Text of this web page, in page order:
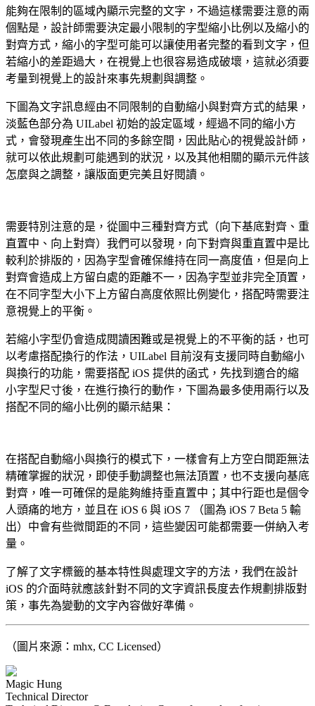
能夠在限制的區域內顯示完整的文字，不過這樣需要注意的兩
個點是，設計師需要決定最小限制的字型縮小比例以及縮小的
對齊方式，縮小的字型可能可以讓使用者完整的看到文字，但
若縮小的差距過大，在視覺上也很容易造成破壞，這就必須要
考量到視覺上的設計來事先規劃與調整。
下圖為文字訊息經由不同限制的自動縮小與對齊方式的結果，
淡藍色部分為 UILabel 初始的設定區域，經過不同的縮小方
式，會發現產生出不同的多餘空間，因此貼心的視覺設計師，
就可以依此規劃可能遇到的狀況，以及其他相關的顯示元件該
怎麼與之調整，讓版面更完美且好閱讀。
需要特別注意的是，從圖中三種對齊方式（向下基底對齊、重
直置中、向上對齊）我們可以發現，向下對齊與重直置中是比
較利於排版的，因為字型會確保維持在同一高度值，但是向上
對齊會造成上方留白處的距離不一，因為字型並非完全頂置，
在不同字型大小下上方留白高度依照比例變化，搭配時需要注
意視覺上的平衡。
若縮小字型仍會造成閱讀困難或是視覺上的不平衡的話，也可
以考慮搭配換行的作法，UILabel 目前沒有支援同時自動縮小
與換行的功能，需要搭配 iOS 提供的函式，先找到適合的縮
小字型尺寸後，在進行換行的動作，下圖為最多使用兩行以及
搭配不同的縮小比例的顯示結果：
在搭配自動縮小與換行的模式下，一樣會有上方空白間距無法
精確掌握的狀況，即使手動調整也無法頂置，也不支援向基底
對齊，唯一可確保的是能夠維持垂直置中；其中行距也是個令
人頭痛的地方，並且在 iOS 6 與 iOS 7 （圖為 iOS 7 Beta 5 輸
出）中會有些微間距的不同，這些變因可能都需要一併納入考
量。
了解了文字標籤的基本特性與處理文字的方法，我們在設計
iOS 的介面時就應該針對不同的文字資訊長度去作規劃排版對
策，事先為變動的文字內容做好準備。
（圖片來源：mhx, CC Licensed）
Magic Hung
Technical Director